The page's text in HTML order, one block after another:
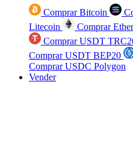
Comprar Bitcoin
Litecoin
Comprar
Comprar USDT
Comprar USDT BEP20
Comprar USDC Polygon
Vender